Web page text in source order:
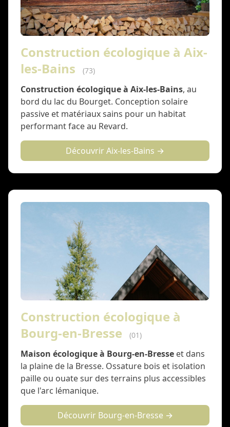
Construction écologique à Aix-
les-Bains
(73)
Construction écologique à Aix-les-Bains, au
bord du lac du Bourget. Conception solaire
passive et matériaux sains pour un habitat
performant face au Revard.
Découvrir Aix-les-Bains →
Construction écologique à
Bourg-en-Bresse
(01)
Maison écologique à Bourg-en-Bresse et dans
la plaine de la Bresse. Ossature bois et isolation
paille ou ouate sur des terrains plus accessibles
que l'arc lémanique.
Découvrir Bourg-en-Bresse →